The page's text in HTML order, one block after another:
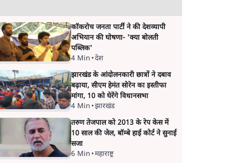
कॉकरोच जनता पार्टी ने की देशव्यापी
अभियान की घोषणा- 'क्या बोलती
पब्लिक'
4 Min •देश
झारखंड के आंदोलनकारी छात्रों ने दबाव
बढ़ाया, सीएम हेमंत सोरेन का इस्तीफा
मांगा, 10 को घेरेंगे विधानसभा
4 Min •झारखंड
तरुण तेजपाल को 2013 के रेप केस में
10 साल की जेल, बॉम्बे हाई कोर्ट ने सुनाई
सजा
6 Min •महाराष्ट्र